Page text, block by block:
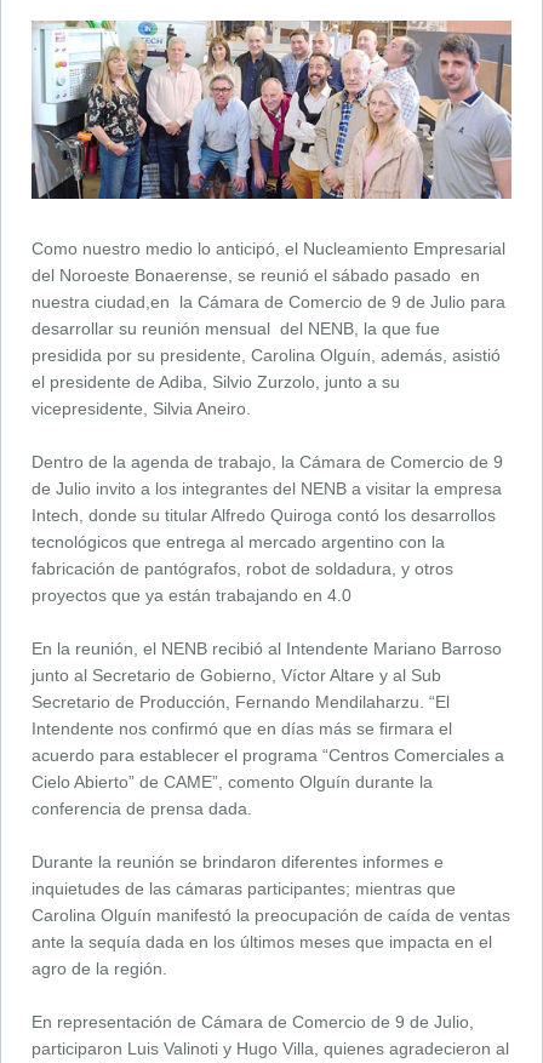
Como nuestro medio lo anticipó, el Nucleamiento Empresarial
del Noroeste Bonaerense, se reunió el sábado pasado en
nuestra ciudad,en la Cámara de Comercio de 9 de Julio para
desarrollar su reunión mensual del NENB, la que fue
presidida por su presidente, Carolina Olguín, además, asistió
el presidente de Adiba, Silvio Zurzolo, junto a su
vicepresidente, Silvia Aneiro.
Dentro de la agenda de trabajo, la Cámara de Comercio de 9
de Julio invito a los integrantes del NENB a visitar la empresa
Intech, donde su titular Alfredo Quiroga contó los desarrollos
tecnológicos que entrega al mercado argentino con la
fabricación de pantógrafos, robot de soldadura, y otros
proyectos que ya están trabajando en 4.0
En la reunión, el NENB recibió al Intendente Mariano Barroso
junto al Secretario de Gobierno, Víctor Altare y al Sub
Secretario de Producción, Fernando Mendilaharzu. “El
Intendente nos confirmó que en días más se firmara el
acuerdo para establecer el programa “Centros Comerciales a
Cielo Abierto” de CAME”, comento Olguín durante la
conferencia de prensa dada.
Durante la reunión se brindaron diferentes informes e
inquietudes de las cámaras participantes; mientras que
Carolina Olguín manifestó la preocupación de caída de ventas
ante la sequía dada en los últimos meses que impacta en el
agro de la región.
En representación de Cámara de Comercio de 9 de Julio,
participaron Luis Valinoti y Hugo Villa, quienes agradecieron al